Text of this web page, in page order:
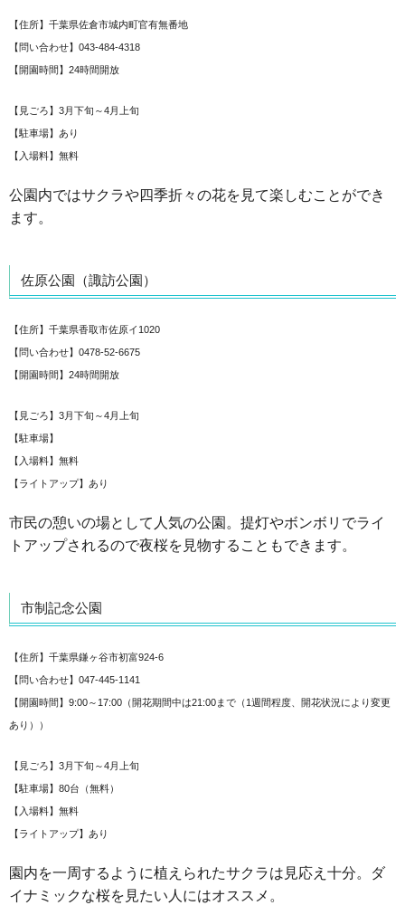
【住所】千葉県佐倉市城内町官有無番地
【問い合わせ】043-484-4318
【開園時間】24時間開放
【見ごろ】3月下旬～4月上旬
【駐車場】あり
【入場料】無料
公園内ではサクラや四季折々の花を見て楽しむことができ
ます。
佐原公園（諏訪公園）
【住所】千葉県香取市佐原イ1020
【問い合わせ】0478-52-6675
【開園時間】24時間開放
【見ごろ】3月下旬～4月上旬
【駐車場】
【入場料】無料
【ライトアップ】あり
市民の憩いの場として人気の公園。提灯やボンボリでライ
トアップされるので夜桜を見物することもできます。
市制記念公園
【住所】千葉県鎌ヶ谷市初富924-6
【問い合わせ】047-445-1141
【開園時間】9:00～17:00（開花期間中は21:00まで（1週間程度、開花状況により変更
あり））
【見ごろ】3月下旬～4月上旬
【駐車場】80台（無料）
【入場料】無料
【ライトアップ】あり
園内を一周するように植えられたサクラは見応え十分。ダ
イナミックな桜を見たい人にはオススメ。